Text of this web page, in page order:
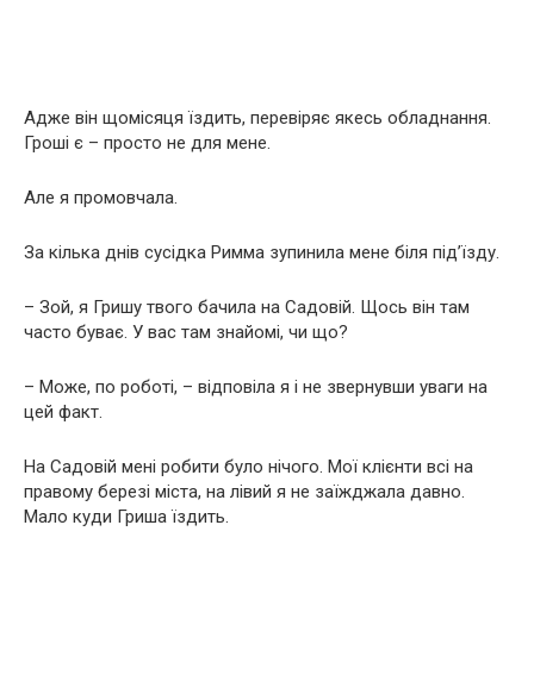
Адже він щомісяця їздить, перевіряє якесь обладнання.
Гроші є – просто не для мене.
Але я промовчала.
За кілька днів сусідка Римма зупинила мене біля під’їзду.
– Зой, я Гришу твого бачила на Садовій. Щось він там
часто буває. У вас там знайомі, чи що?
– Може, по роботі, – відповіла я і не звернувши уваги на
цей факт.
На Садовій мені робити було нічого. Мої клієнти всі на
правому березі міста, на лівий я не заїжджала давно.
Мало куди Гриша їздить.